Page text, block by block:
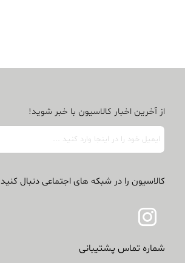
از آخرین اخبار کالاسیون با خبر شوید!
کالاسیون را در شبکه های اجتماعی دنبال کنید
شماره تماس پشتیبانی